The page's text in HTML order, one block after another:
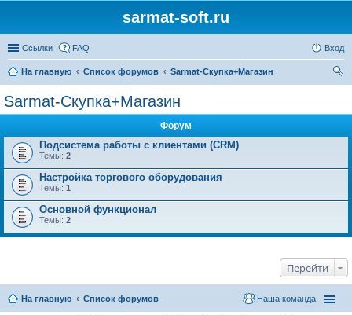
sarmat-soft.ru
Ссылки FAQ Вход
На главную Список форумов
Sarmat-Скупка+Магазин
Sarmat-Скупка+Магазин
Форум
Подсистема работы с клиентами (CRM)
Темы: 2
Настройка торгового оборудования
Темы: 1
Основной функционал
Темы: 2
Перейти
На главную Список форумов Наша команда